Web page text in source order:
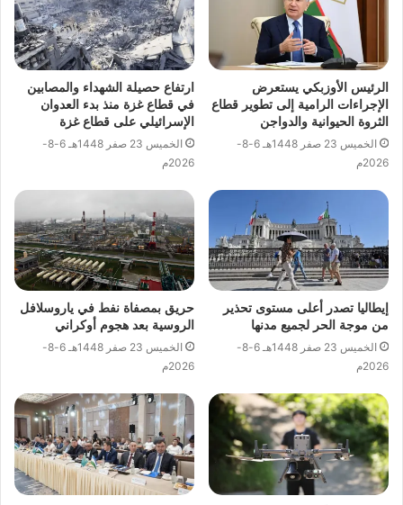
الرئيس الأوزبكي يستعرض
الإجراءات الرامية إلى تطوير قطاع
الثروة الحيوانية والدواجن
الخميس 23 صفر 1448هـ 6-8-
2026م
ارتفاع حصيلة الشهداء والمصابين
في قطاع غزة منذ بدء العدوان
الإسرائيلي على قطاع غزة
الخميس 23 صفر 1448هـ 6-8-
2026م
إيطاليا تصدر أعلى مستوى تحذير
من موجة الحر لجميع مدنها
الخميس 23 صفر 1448هـ 6-8-
2026م
حريق بمصفاة نفط في ياروسلافل
الروسية بعد هجوم أوكراني
الخميس 23 صفر 1448هـ 6-8-
2026م